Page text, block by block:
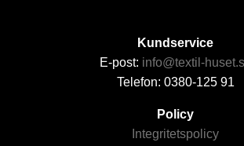
Kundservice
E-post: info@textil-
Telefon: 0380-125 91
Policy
Integritetspolicy